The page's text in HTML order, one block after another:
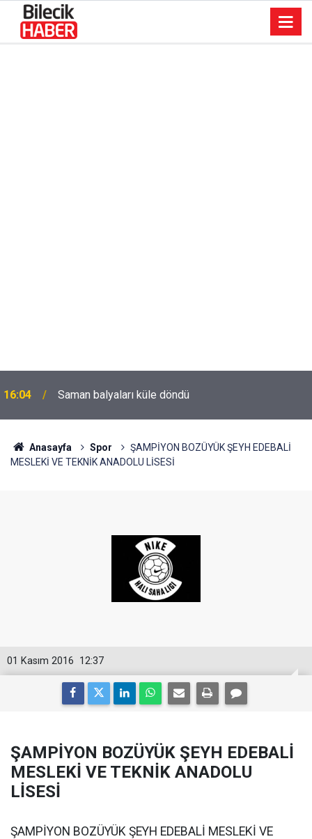
16:04 Saman balyaları küle döndü
Anasayfa Spor
ŞAMPİYON BOZÜYÜK ŞEYH EDEBALİ
MESLEKİ VE TEKNİK ANADOLU LİSESİ
12:37
01 Kasım 2016
ŞAMPİYON BOZÜYÜK ŞEYH EDEBALİ
MESLEKİ VE TEKNİK ANADOLU
LİSESİ
ŞAMPİYON BOZÜYÜK ŞEYH EDEBALİ MESLEKİ VE